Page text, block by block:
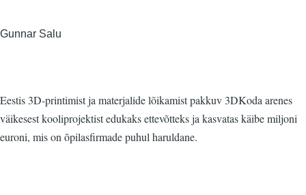
Gunnar Salu
Eestis 3D-printimist ja materjalide lõikamist pakkuv 3DKoda arenes
väikesest kooliprojektist edukaks ettevõtteks ja kasvatas käibe miljoni
euroni, mis on õpilasfirmade puhul haruldane.